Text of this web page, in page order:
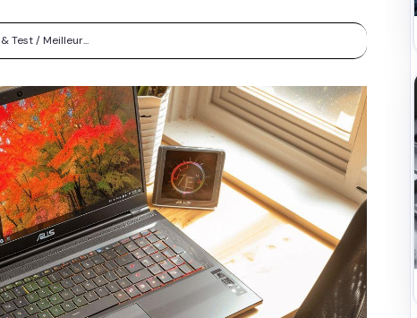
Test / Meilleur...